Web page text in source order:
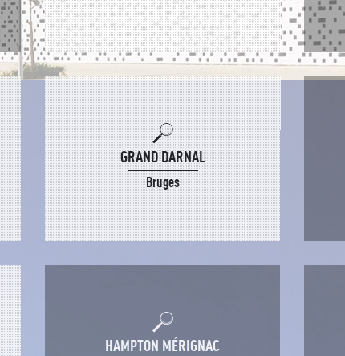
GRAND DARNAL
Bruges
HAMPTON MÉRIGNAC